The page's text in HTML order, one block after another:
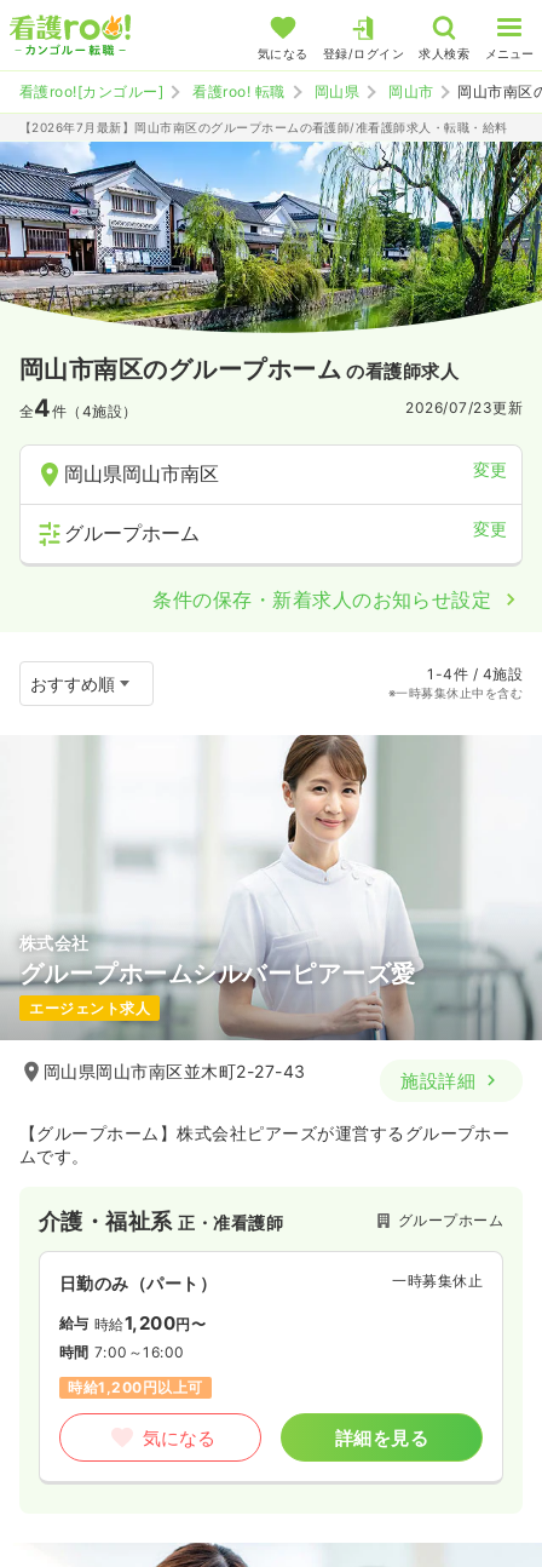
気になる 登録/ログイン 求人検索 メニュー
看護roo![カンゴルー] 看護roo! 転職 岡山県 岡山市 岡山市南区
【2026年7月最新】岡山市南区のグループホームの看護師/准看護師求人・転職・給料
岡山市南区のグループホーム の看護師求人
全4件（4施設） 2026/07/23更新
岡山県岡山市南区 変更
グループホーム 変更
条件の保存・新着求人のお知らせ設定
1-4件 / 4施設
※一時募集休止中を含む
株式会社
グループホームシルバーピアーズ愛
エージェント求人
岡山県岡山市南区並木町2-27-43 施設詳細
【グループホーム】株式会社ピアーズが運営するグループホー
ムです。
介護・福祉系正・准看護師 グループホーム
日勤のみ（パート） 一時募集休止
給与 時給1,200円〜
時間 7:00～16:00
時給1,200円以上可
気になる 詳細を見る